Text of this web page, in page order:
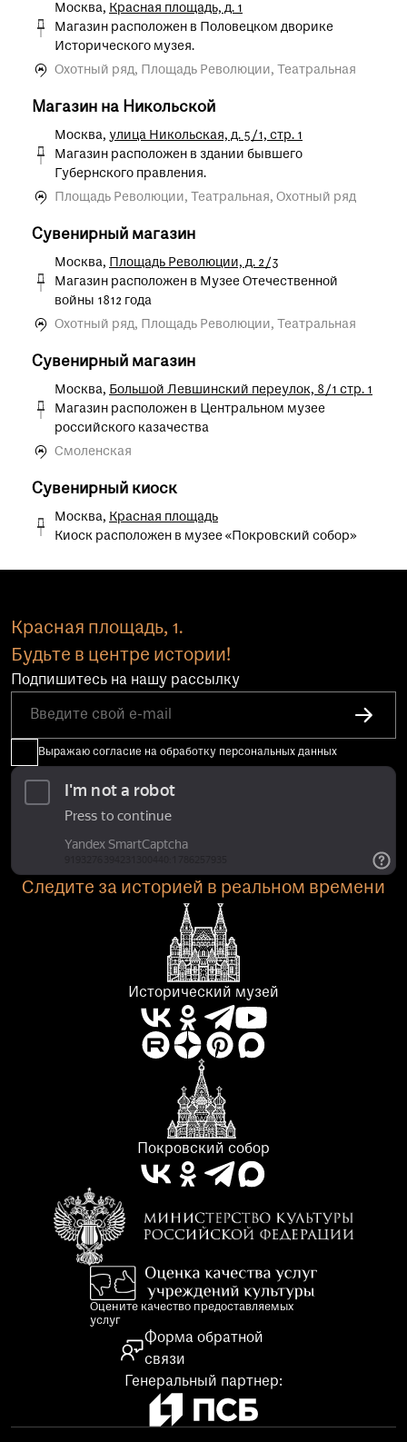
Москва, Красная площадь, д. 1
Магазин расположен в Половецком дворике
Исторического музея.
Охотный ряд, Площадь Революции, Театральная
Магазин на Никольской
Москва, улица Никольская, д. 5/1, стр. 1
Магазин расположен в здании бывшего
Губернского правления.
Площадь Революции, Театральная, Охотный ряд
Сувенирный магазин
Москва, Площадь Революции, д. 2/3
Магазин расположен в Музее Отечественной
войны 1812 года
Охотный ряд, Площадь Революции, Театральная
Сувенирный магазин
Москва, Большой Левшинский переулок, 8/1 стр. 1
Магазин расположен в Центральном музее
российского казачества
Смоленская
Сувенирный киоск
Москва, Красная площадь
Киоск расположен в музее «Покровский собор»
Красная площадь, 1.
Будьте в центре истории!
Подпишитесь на нашу рассылку
Выражаю согласие на обработку персональных данных
Следите за историей в реальном времени
Исторический музей
Покровский собор
Генеральный партнер:
Оцените качество предоставляемых
услуг
Форма обратной
связи